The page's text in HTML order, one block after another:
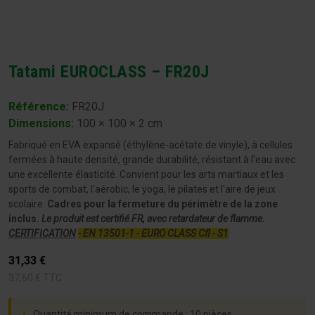
Tatami EUROCLASS – FR20J
Référence: FR20J
Dimensions: 100 × 100 × 2 cm
Fabriqué en EVA expansé (éthylène-acétate de vinyle), à ​​cellules
fermées à haute densité, grande durabilité, résistant à l'eau avec
une excellente élasticité. Convient pour les arts martiaux et les
sports de combat, l'aérobic, le yoga, le pilates et l'aire de jeux
scolaire. Cadres pour la fermeture du périmètre de la zone
inclus. Le produit est certifié FR, avec retardateur de flamme.
CERTIFICATION- EN 13501-1 - EURO CLASS Cfl - S1
31,33 €